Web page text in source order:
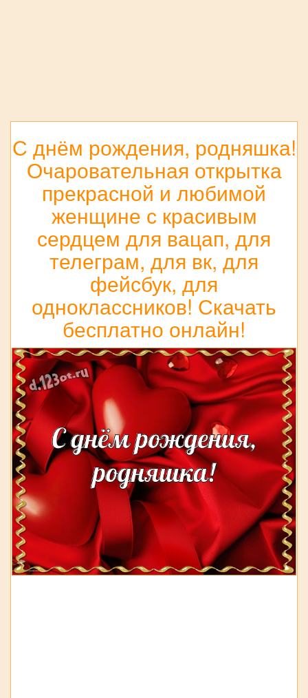
С днём рождения, родняшка!
Очаровательная открытка
прекрасной и любимой
женщине с красивым
сердцем для вацап, для
телеграм, для вк, для
фейсбук, для
одноклассников! Скачать
бесплатно онлайн!